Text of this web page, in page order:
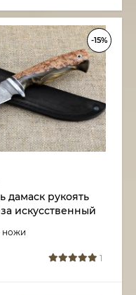
-15%
дамаск рукоять
искусственный
ножи
1